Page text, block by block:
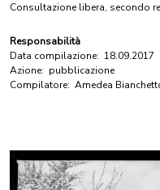
Consultazione libera, secondo
Responsabilità
Data compilazione: 18.09.2017
Azione: pubblicazione
Compilatore: Amedea